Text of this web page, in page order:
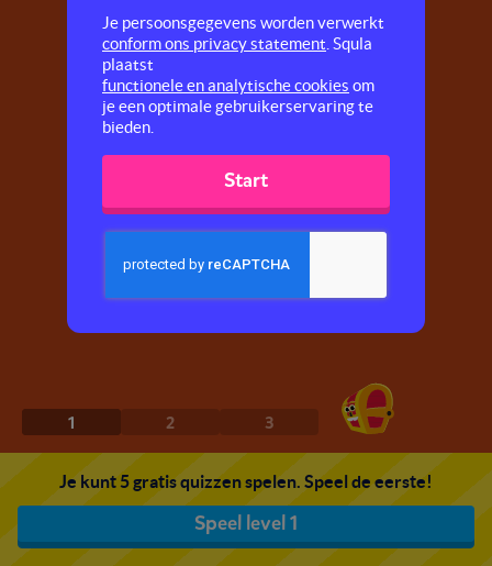
1 2 3
Je kunt 5 gratis quizzen spelen. Speel de eerste!
Speel level 1
Je persoonsgegevens worden verwerkt
conform ons privacy statement . Squla
plaatst
functionele en analytische cookies om
je een optimale gebruikerservaring te
bieden.
Start